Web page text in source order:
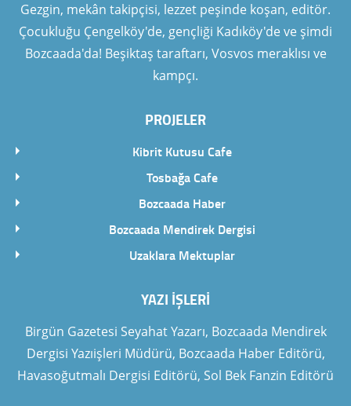
Gezgin, mekân takipçisi, lezzet peşinde koşan, editör.
Çocukluğu Çengelköy'de, gençliği Kadıköy'de ve şimdi
Bozcaada'da! Beşiktaş taraftarı, Vosvos meraklısı ve
kampçı.
PROJELER
Kibrit Kutusu Cafe
Tosbağa Cafe
Bozcaada Haber
Bozcaada Mendirek Dergisi
Uzaklara Mektuplar
YAZI İŞLERI
Birgün Gazetesi Seyahat Yazarı, Bozcaada Mendirek
Dergisi Yazıişleri Müdürü, Bozcaada Haber Editörü,
Havasoğutmalı Dergisi Editörü, Sol Bek Fanzin Editörü